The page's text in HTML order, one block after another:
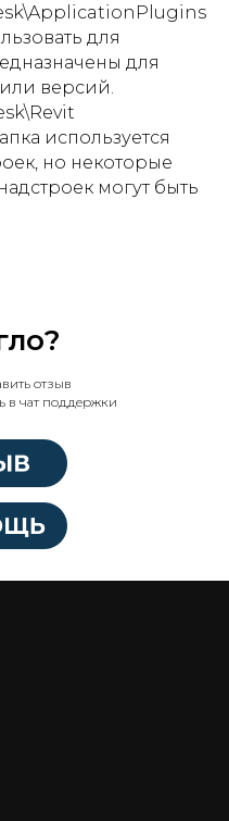
для
для
версий.
используется
но некоторые
могут быть
отзыв
в чат поддержки